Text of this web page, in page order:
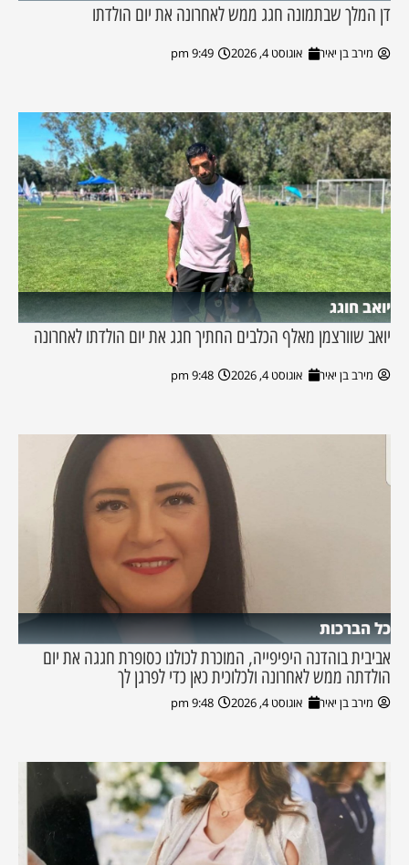
דן המלך שבתמונה חגג ממש לאחרונה את יום הולדתו
מירב בן יאיר אוגוסט 4, 2026 9:49 pm
יואב חוגג
יואב שוורצמן מאלף הכלבים החתיך חגג את יום הולדתו לאחרונה
מירב בן יאיר אוגוסט 4, 2026 9:48 pm
כל הברכות
אביבית בוהדנה היפיפייה, המוכרת לכולנו כסופרת חגגה את יום
הולדתה ממש לאחרונה ולכלוכית כאן כדי לפרגן לך
מירב בן יאיר אוגוסט 4, 2026 9:48 pm